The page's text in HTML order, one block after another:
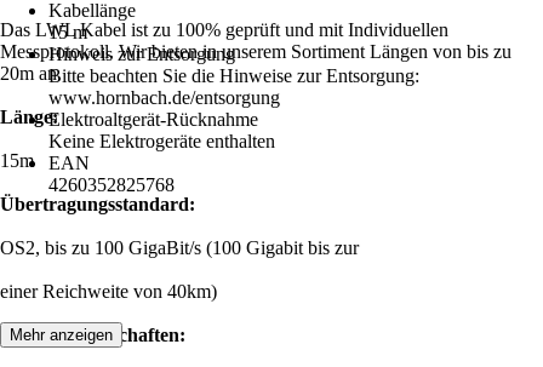
Kabellänge
15 m
Hinweis zur Entsorgung
Bitte beachten Sie die Hinweise zur Entsorgung:
www.hornbach.de/entsorgung
Elektroaltgerät-Rücknahme
Keine Elektrogeräte enthalten
EAN
4260352825768
Das LWL Kabel ist zu 100% geprüft und mit Individuellen
Messprotokoll. Wir bieten in unserem Sortiment Längen von bis zu
20m an.
Länge:
15m
Übertragungsstandard:
OS2, bis zu 100 GigaBit/s (100 Gigabit bis zur
einer Reichweite von 40km)
Produkteigenschaften:
Mehr anzeigen